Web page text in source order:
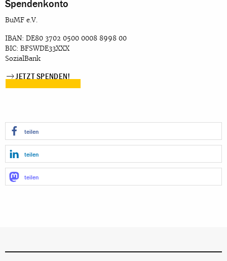
Spendenkonto
BuMF e.V.
IBAN: DE80 3702 0500 0008 8998 00
BIC: BFSWDE33XXX
SozialBank
JETZT SPENDEN!
teilen
teilen
teilen